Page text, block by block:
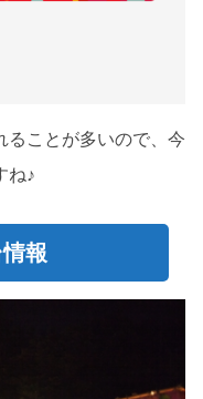
ることが多いので、今
ね♪
報